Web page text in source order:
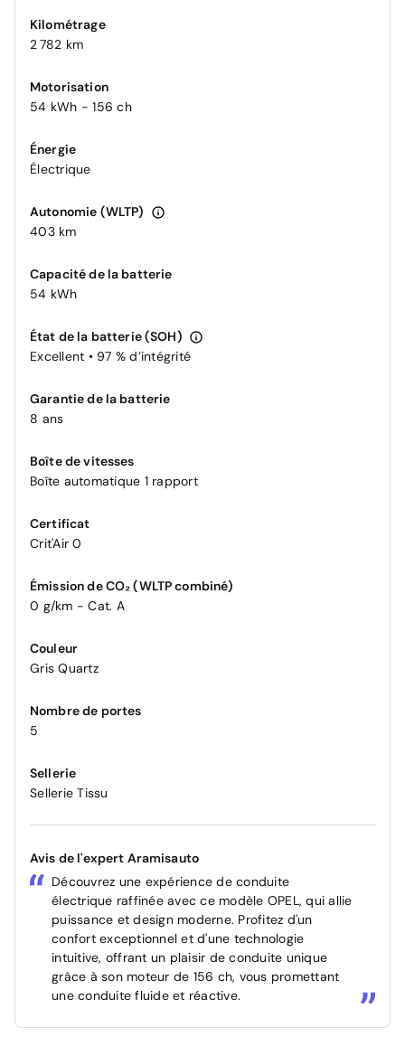
Kilométrage
2 782 km
Motorisation
54 kWh - 156 ch
Énergie
Électrique
Autonomie (WLTP)
403 km
Capacité de la batterie
54 kWh
État de la batterie (SOH)
Excellent • 97 % d’intégrité
Garantie de la batterie
8 ans
Boîte de vitesses
Boîte automatique 1 rapport
Certificat
Crit'Air 0
Émission de CO₂ (WLTP combiné)
0 g/km - Cat. A
Couleur
Gris Quartz
Nombre de portes
5
Sellerie
Sellerie Tissu
Avis de l'expert Aramisauto
Découvrez une expérience de conduite
électrique raffinée avec ce modèle OPEL, qui allie
puissance et design moderne. Profitez d'un
confort exceptionnel et d'une technologie
intuitive, offrant un plaisir de conduite unique
grâce à son moteur de 156 ch, vous promettant
une conduite fluide et réactive.